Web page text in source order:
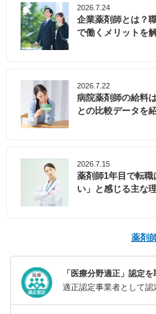
2026.7.24
企業薬剤師とは？
で働くメリットを
2026.7.22
病院薬剤師の給料
との比較データを
2026.7.15
薬剤師1年目で転
い」と感じる主な
薬剤
「医療分野適正」認定を
適正認定事業者として認